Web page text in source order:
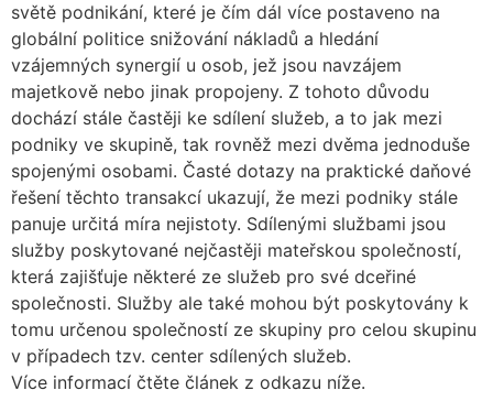
světě podnikání, které je čím dál více postaveno na
globální politice snižování nákladů a hledání
vzájemných synergií u osob, jež jsou navzájem
majetkově nebo jinak propojeny. Z tohoto důvodu
dochází stále častěji ke sdílení služeb, a to jak mezi
podniky ve skupině, tak rovněž mezi dvěma jednoduše
spojenými osobami. Časté dotazy na praktické daňové
řešení těchto transakcí ukazují, že mezi podniky stále
panuje určitá míra nejistoty. Sdílenými službami jsou
služby poskytované nejčastěji mateřskou společností,
která zajišťuje některé ze služeb pro své dceřiné
společnosti. Služby ale také mohou být poskytovány k
tomu určenou společností ze skupiny pro celou skupinu
v případech tzv. center sdílených služeb.
Více informací čtěte článek z odkazu níže.